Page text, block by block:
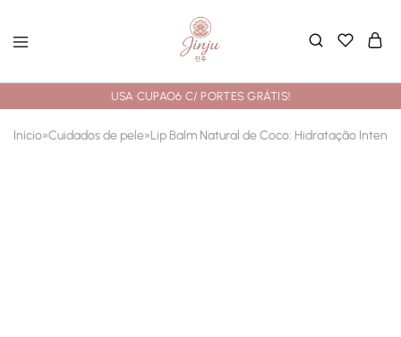
USA CUPAO6 C/ PORTES GRÁTIS!
Início»Cuidados de pele»Lip Balm Natural de Coco: Hidratação